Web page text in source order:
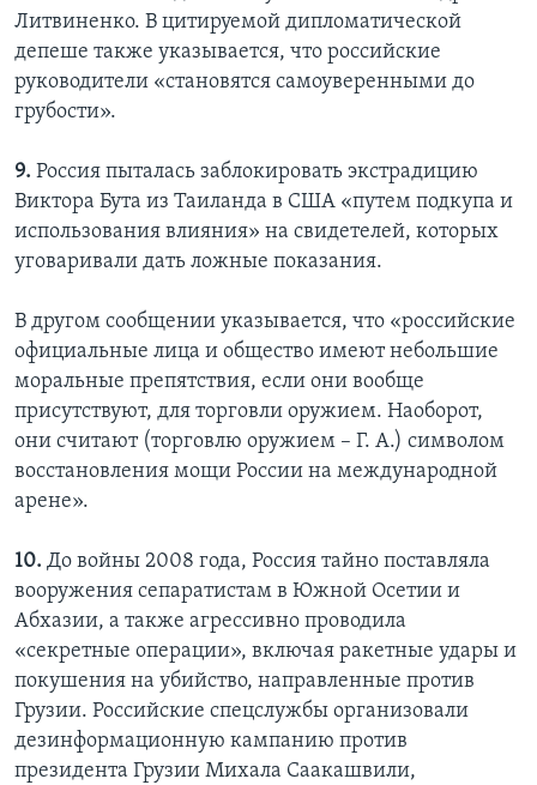
Литвиненко. В цитируемой дипломатической
депеше также указывается, что российские
руководители «становятся самоуверенными до
грубости».
9. Россия пыталась заблокировать экстрадицию
Виктора Бута из Таиланда в США «путем подкупа и
использования влияния» на свидетелей, которых
уговаривали дать ложные показания.
В другом сообщении указывается, что «российские
официальные лица и общество имеют небольшие
моральные препятствия, если они вообще
присутствуют, для торговли оружием. Наоборот,
они считают (торговлю оружием – Г. А.) символом
восстановления мощи России на международной
арене».
10. До войны 2008 года, Россия тайно поставляла
вооружения сепаратистам в Южной Осетии и
Абхазии, а также агрессивно проводила
«секретные операции», включая ракетные удары и
покушения на убийство, направленные против
Грузии. Российские спецслужбы организовали
дезинформационную кампанию против
президента Грузии Михала Саакашвили,